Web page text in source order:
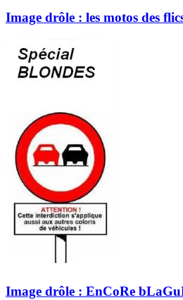
Image drôle : les motos des
Image drôle : EnCoRe